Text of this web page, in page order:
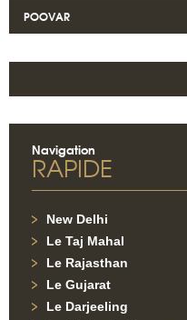
POOVAR
Navigation
RAPIDE
New Delhi
Le Taj Mahal
Le Rajasthan
Le Gujarat
Le Darjeeling